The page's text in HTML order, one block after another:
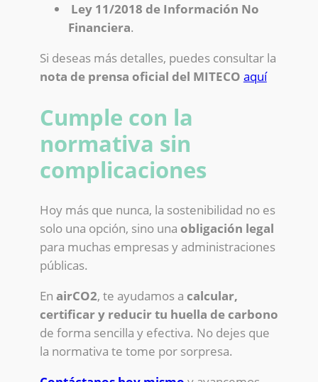
Ley 11/2018 de Información No
Financiera.
Si deseas más detalles, puedes consultar la
nota de prensa oficial del MITECO aquí
Cumple con la
normativa sin
complicaciones
Hoy más que nunca, la sostenibilidad no es
solo una opción, sino una obligación legal
para muchas empresas y administraciones
públicas.
En airCO2, te ayudamos a calcular,
certificar y reducir tu huella de carbono
de forma sencilla y efectiva. No dejes que
la normativa te tome por sorpresa.